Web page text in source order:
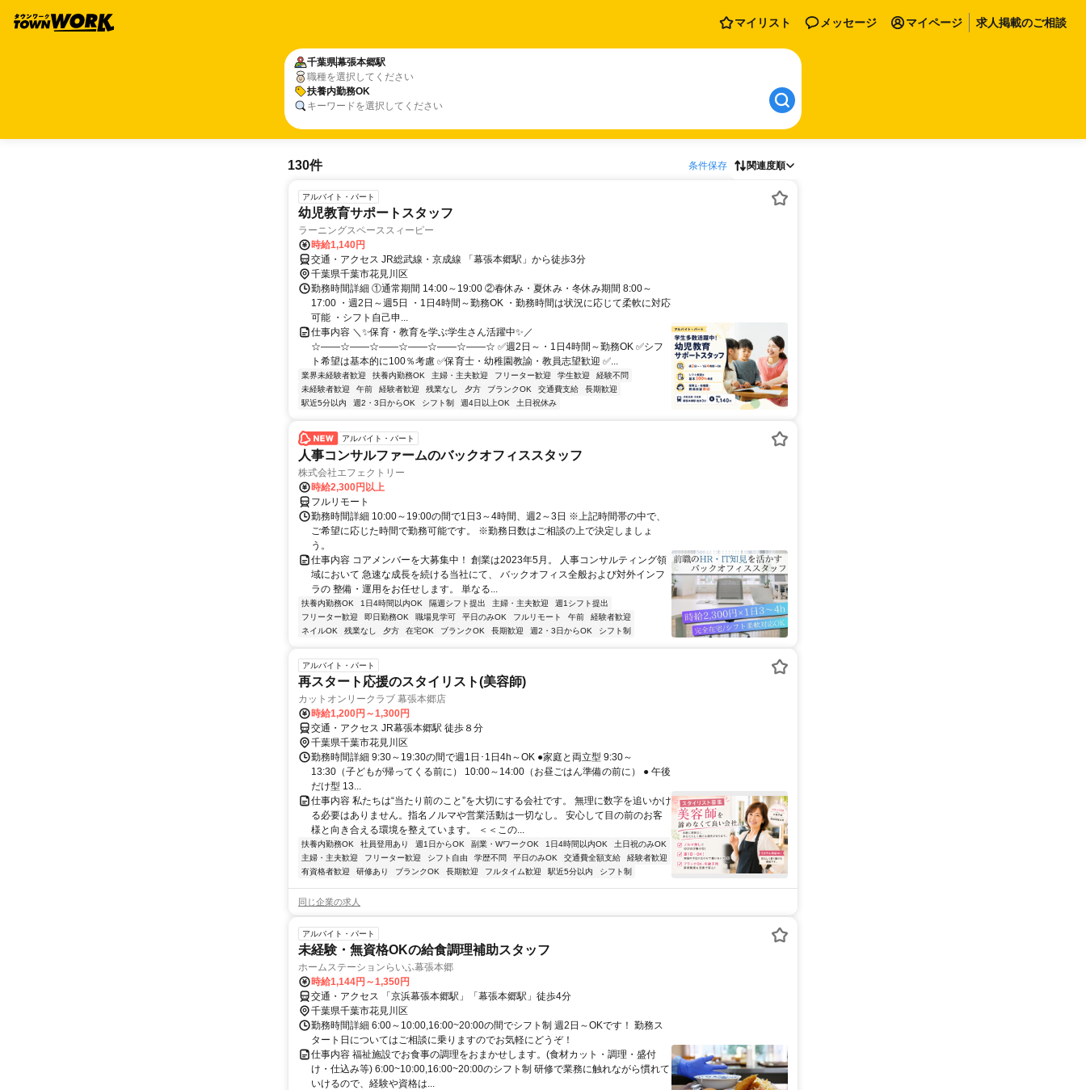
マイリスト メッセージ マイページ 求人掲載のご相談
千葉県幕張本郷駅
職種を選択してください
扶養内勤務OK
キーワードを選択してください
130件 条件保存 関連度順
アルバイト・パート
幼児教育サポートスタッフ
ラーニングスペーススィーピー
時給1,140円
交通・アクセス JR総武線・京成線 「幕張本郷駅」から徒歩3分
千葉県千葉市花見川区
勤務時間詳細 ①通常期間 14:00～19:00 ②春休み・夏休み・冬休み期間 8:00～
17:00 ・週2日～週5日 ・1日4時間～勤務OK ・勤務時間は状況に応じて柔軟に対応
可能 ・シフト自己申...
仕事内容 ＼✨保育・教育を学ぶ学生さん活躍中✨／
☆――☆――☆――☆――☆――☆――☆ ✅週2日～・1日4時間～勤務OK ✅シフ
ト希望は基本的に100％考慮 ✅保育士・幼稚園教諭・教員志望歓迎 ✅...
業界未経験者歓迎 扶養内勤務OK 主婦・主夫歓迎 フリーター歓迎 学生歓迎
経験不問
未経験者歓迎
午前 経験者歓迎 残業なし 夕方 ブランクOK 交通費支給
長期歓迎
駅近5分以内
週2・3日からOK シフト制 週4日以上OK 土日祝休み
アルバイト・パート
人事コンサルファームのバックオフィススタッフ
株式会社エフェクトリー
時給2,300円以上
フルリモート
勤務時間詳細 10:00～19:00の間で1日3～4時間、週2～3日 ※上記時間帯の中で、
ご希望に応じた時間で勤務可能です。 ※勤務日数はご相談の上で決定しましょ
う。
仕事内容 コアメンバーを大募集中！ 創業は2023年5月。 人事コンサルティング領
域において 急速な成長を続ける当社にて、 バックオフィス全般および対外インフ
ラの 整備・運用をお任せします。 単なる...
扶養内勤務OK 1日4時間以内OK 隔週シフト提出 主婦・主夫歓迎
週1シフト提出
フリーター歓迎
即日勤務OK 職場見学可 平日のみOK フルリモート 午前
経験者歓迎
ネイルOK
残業なし 夕方 在宅OK ブランクOK 長期歓迎 週2・3日からOK シフト制
アルバイト・パート
再スタート応援のスタイリスト(美容師)
カットオンリークラブ 幕張本郷店
時給1,200円～1,300円
交通・アクセス JR幕張本郷駅 徒歩８分
千葉県千葉市花見川区
勤務時間詳細 9:30～19:30の間で週1日･1日4h～OK ●家庭と両立型 9:30～
13:30（子どもが帰ってくる前に） 10:00～14:00（お昼ごはん準備の前に） ● 午後
だけ型 13...
仕事内容 私たちは“当たり前のこと”を大切にする会社です。 無理に数字を追いかけ
る必要はありません。指名ノルマや営業活動は一切なし。 安心して目の前のお客
様と向き合える環境を整えています。 ＜＜この...
扶養内勤務OK 社員登用あり 週1日からOK 副業・WワークOK 1日4時間以内OK
土日祝のみOK
主婦・主夫歓迎
フリーター歓迎 シフト自由 学歴不問 平日のみOK 交通費全額支給
経験者歓迎
有資格者歓迎
研修あり ブランクOK 長期歓迎 フルタイム歓迎 駅近5分以内 シフト制
同じ企業の求人
アルバイト・パート
未経験・無資格OKの給食調理補助スタッフ
ホームステーションらいふ幕張本郷
時給1,144円～1,350円
交通・アクセス 「京浜幕張本郷駅」「幕張本郷駅」徒歩4分
千葉県千葉市花見川区
勤務時間詳細 6:00～10:00,16:00~20:00の間でシフト制 週2日～OKです！ 勤務ス
タート日についてはご相談に乗りますのでお気軽にどうぞ！
仕事内容 福祉施設でお食事の調理をおまかせします。(食材カット・調理・盛付
け・仕込み等) 6:00~10:00,16:00~20:00のシフト制 研修で業務に触れながら慣れて
いけるので、経験や資格は...